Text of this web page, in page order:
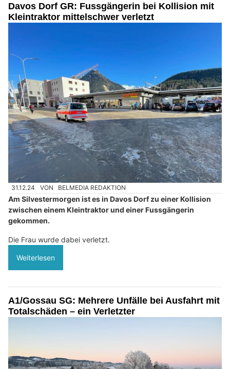
Davos Dorf GR: Fussgängerin bei Kollision mit
Kleintraktor mittelschwer verletzt
31.12.24 VON BELMEDIA REDAKTION
Am Silvestermorgen ist es in Davos Dorf zu einer Kollision
zwischen einem Kleintraktor und einer Fussgängerin
gekommen.
Die Frau wurde dabei verletzt.
Weiterlesen
A1/Gossau SG: Mehrere Unfälle bei Ausfahrt mit
Totalschäden – ein Verletzter